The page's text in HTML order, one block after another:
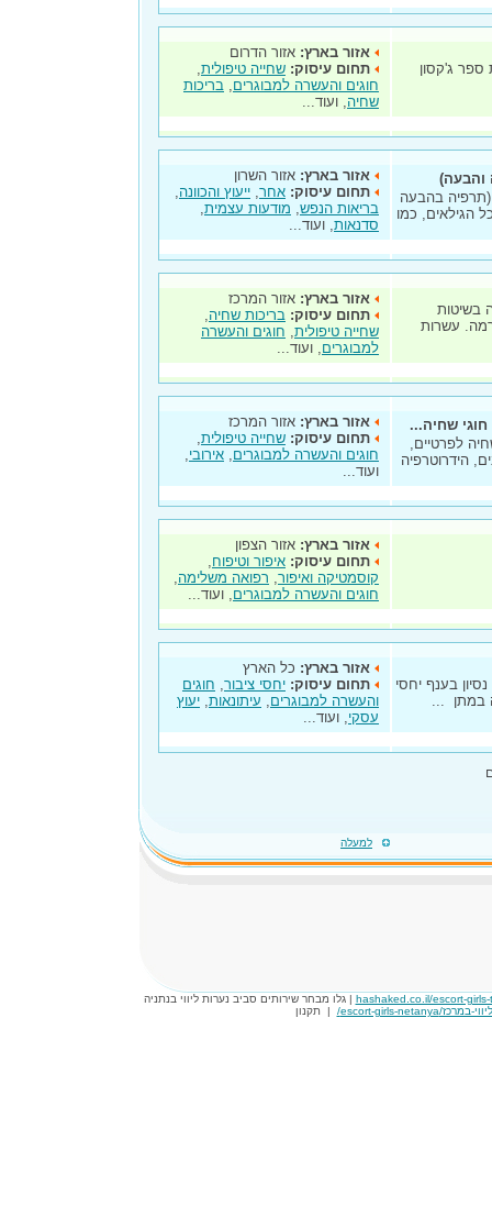
ספר ג'קסון
אזור בארץ: אזור הדרום
תחום עיסוק: שחייה טיפולית,
חוגים והעשרה למבוגרים, בריכות
שחיה, ועוד...
והבעה)
(תרפיה בהבעה
הגילאים, כמו
אזור בארץ: אזור השרון
תחום עיסוק: אחר, ייעוץ והכוונה,
בריאות הנפש, מודעות עצמית,
סדנאות, ועוד...
בשיטות
רמה. עשרות
אזור בארץ: אזור המרכז
תחום עיסוק: בריכות שחיה,
שחייה טיפולית, חוגים והעשרה
למבוגרים, ועוד...
חוגי שחיה...
לפרטיים,
הידרוטרפיה
אזור בארץ: אזור המרכז
תחום עיסוק: שחייה טיפולית,
חוגים והעשרה למבוגרים, אירובי,
ועוד...
אזור בארץ: אזור הצפון
תחום עיסוק: איפור וטיפוח,
קוסמטיקה ואיפור, רפואה משלימה,
חוגים והעשרה למבוגרים, ועוד...
- בעלת 20 שנה של נסיון בענף יחסי
במתן ...
אזור בארץ: כל הארץ
תחום עיסוק: יחסי ציבור, חוגים
והעשרה למבוגרים, עיתונאות, יעוץ
עסקי, ועוד...
למעלה
hashaked.co.il/escort-girls- | גלו מבחר שירותים סביב נערות ליווי בנתניה
| תקנון